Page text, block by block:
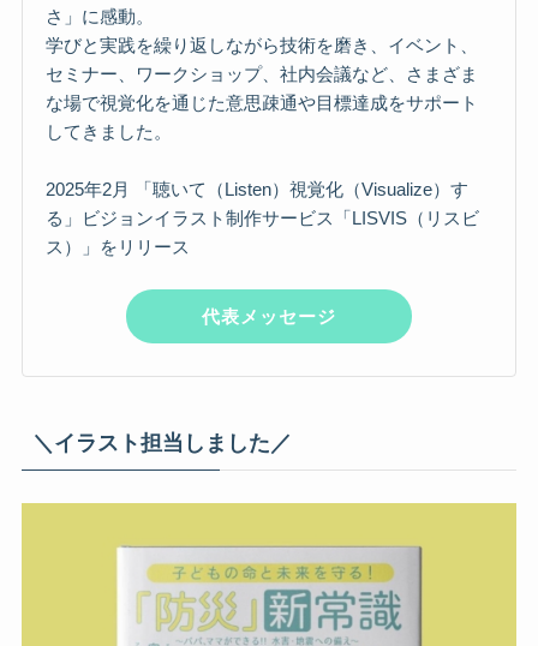
さ」に感動。
学びと実践を繰り返しながら技術を磨き、イベント、
セミナー、ワークショップ、社内会議など、さまざま
な場で視覚化を通じた意思疎通や目標達成をサポート
してきました。
2025年2月 「聴いて（Listen）視覚化（Visualize）す
る」ビジョンイラスト制作サービス「LISVIS（リスビ
ス）」をリリース
代表メッセージ
＼イラスト担当しました／